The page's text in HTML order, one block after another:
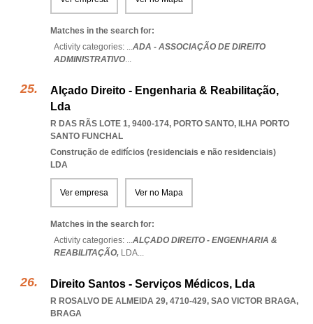
Matches in the search for:
Activity categories: ...ADA - ASSOCIAÇÃO DE DIREITO
ADMINISTRATIVO...
Alçado Direito - Engenharia & Reabilitação,
Lda
R DAS RÃS LOTE 1, 9400-174, PORTO SANTO, ILHA PORTO
SANTO FUNCHAL
Construção de edifícios (residenciais e não residenciais)
LDA
Ver empresa Ver no Mapa
Matches in the search for:
Activity categories: ...ALÇADO DIREITO - ENGENHARIA &
REABILITAÇÃO, LDA...
Direito Santos - Serviços Médicos, Lda
R ROSALVO DE ALMEIDA 29, 4710-429, SAO VICTOR BRAGA,
BRAGA